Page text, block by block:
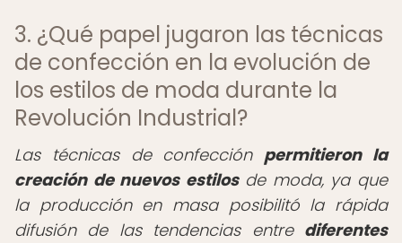
3. ¿Qué papel jugaron las técnicas
de confección en la evolución de
los estilos de moda durante la
Revolución Industrial?
Las técnicas de confección permitieron la
creación de nuevos estilosde moda, ya que
la producción en masa posibilitó la rápida
difusión de las tendencias entre diferentes